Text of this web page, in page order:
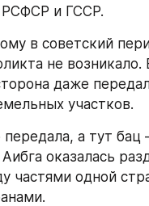
и ГССР.
в советский
не возникало.
даже
участков.
а тут бац
Аибга оказалась
частями одной